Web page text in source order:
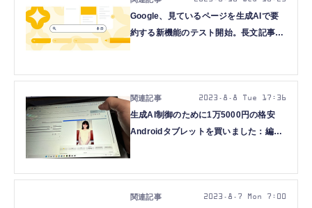
Google、見ているページを生成AIで要
約する新機能のテスト開始。長文記事も
生成AI制御のために1万5000円の格安
Androidタブレットを買いました：編集
2023.8.8 Tue 17:36
2023.8.7 Mon 7:00